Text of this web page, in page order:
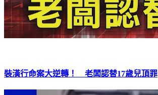
裝潢行命案大逆轉！ 老闆認替17歲兒頂罪